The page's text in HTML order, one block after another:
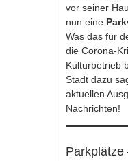
vor seiner
nun eine
Was das für
die Corona-
Kulturbetrieb
Stadt dazu
aktuellen
Nachrichten!
Parkplätze